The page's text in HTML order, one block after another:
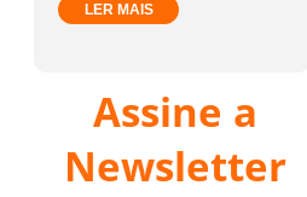
LER MAIS
Assine a
Newsletter